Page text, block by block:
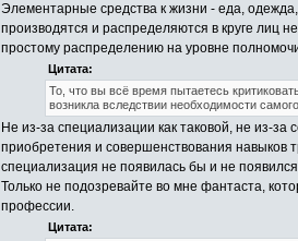
Элементарные средства к жизни - еда,
производятся и распределяются в круге лиц
простому распределению на уровне
Цитата:
То, что вы всё время пытаетесь
возникла вследствии необходимости
Не из-за специализации как таковой, не из-
приобретения и совершенствования навыков
специализация не появилась бы и не
Только не подозревайте во мне фантаста,
профессии.
Цитата: